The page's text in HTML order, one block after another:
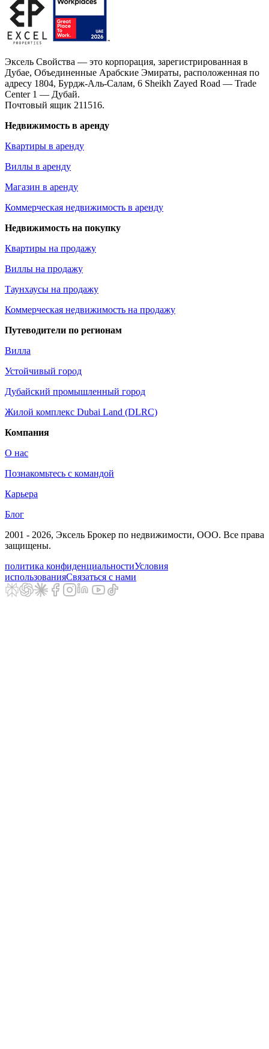
Эксель Свойства — это корпорация, зарегистрированная в
Дубае, Объединенные Арабские Эмираты, расположенная по
адресу 1804, Бурдж-Аль-Салам, 6 Sheikh Zayed Road — Trade
Center 1 — Дубай.
Почтовый ящик 211516.
Недвижимость в аренду
Квартиры в аренду
Виллы в аренду
Магазин в аренду
Коммерческая недвижимость в аренду
Недвижимость на покупку
Квартиры на продажу
Виллы на продажу
Таунхаусы на продажу
Коммерческая недвижимость на продажу
Путеводители по регионам
Вилла
Устойчивый город
Дубайский промышленный город
Жилой комплекс Dubai Land (DLRC)
Компания
О нас
Познакомьтесь с командой
Карьера
Блог
2001 - 2026, Эксель Брокер по недвижимости, ООО. Все права
защищены.
политика конфиденциальностиУсловия
использованияСвязаться с нами